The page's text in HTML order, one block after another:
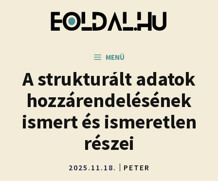
MENÜ
A strukturált adatok
hozzárendelésének
ismert és ismeretlen
részei
2025.11.18. PETER